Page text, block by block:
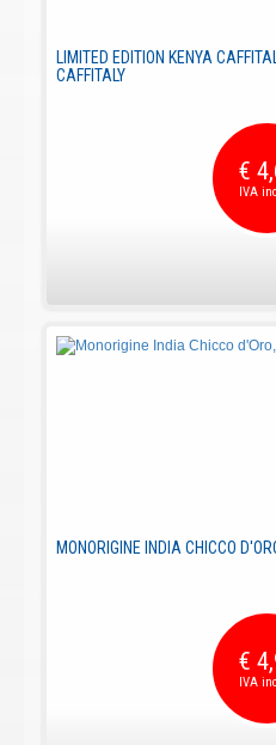
LIMITED EDITION KENYA
CAFFITALY
€
MONORIGINE INDIA CHICCO
€